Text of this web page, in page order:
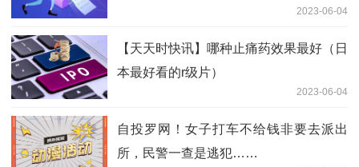
2023-06-04
【天天时快讯】哪种止痛药效果最好（日
本最好看的r级片）
2023-06-04
自投罗网！女子打车不给钱非要去派出
所，民警一查是逃犯……